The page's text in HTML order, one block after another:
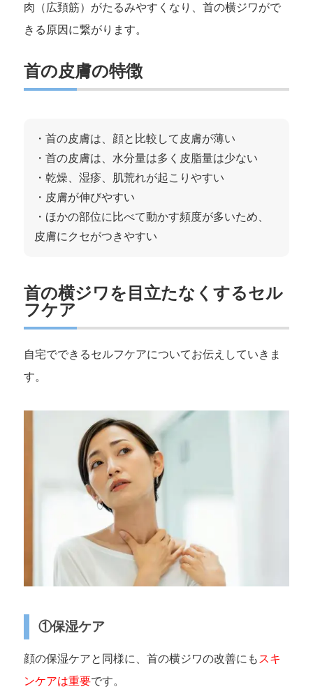
肉（広頚筋）がたるみやすくなり、首の横ジワがで
きる原因に繋がります。
首の皮膚の特徴
・首の皮膚は、顔と比較して皮膚が薄い
・首の皮膚は、水分量は多く皮脂量は少ない
・乾燥、湿疹、肌荒れが起こりやすい
・皮膚が伸びやすい
・ほかの部位に比べて動かす頻度が多いため、
皮膚にクセがつきやすい
首の横ジワを目立たなくするセル
フケア
自宅でできるセルフケアについてお伝えしていきま
す。
①保湿ケア
顔の保湿ケアと同様に、首の横ジワの改善にも スキ
ンケアは重要です。